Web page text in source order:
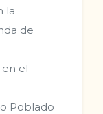
la
de
el
Poblado